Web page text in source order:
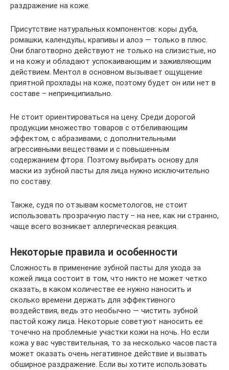
раздражение на коже.
Присутствие натуральных компонентов: коры дуба,
ромашки, календулы, крапивы и алоэ — только в плюс.
Они благотворно действуют не только на слизистые, но
и на кожу и обладают успокаивающим и заживляющим
действием. Ментол в основном вызывает ощущение
приятной прохлады на коже, поэтому будет он или нет в
составе – непринципиально.
Не стоит ориентироваться на цену. Среди дорогой
продукции множество товаров с отбеливающим
эффектом, с абразивами, с дополнительными
агрессивными веществами и с повышенным
содержанием фтора. Поэтому выбирать основу для
маски из зубной пасты для лица нужно исключительно
по составу.
Также, судя по отзывам косметологов, не стоит
использовать прозрачную пасту – на нее, как ни странно,
чаще всего возникает аллергическая реакция.
Некоторые правила и особенности
Сложность в применение зубной пасты для ухода за
кожей лица состоит в том, что никто не может четко
сказать, в каком количестве ее нужно наносить и
сколько времени держать для эффективного
воздействия, ведь это необычно — чистить зубной
пастой кожу лица. Некоторые советуют наносить ее
точечно на проблемные участки кожи на ночь. Но если
кожа у вас чувствительная, то за несколько часов паста
может оказать очень негативное действие и вызвать
обширное раздражение. Если вы хотите использовать